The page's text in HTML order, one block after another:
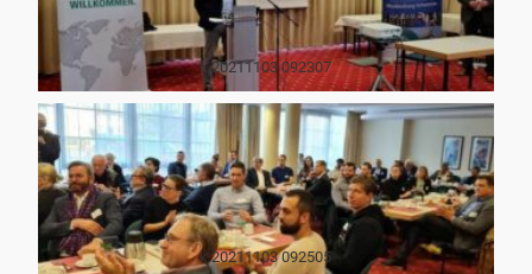
k 20211103 092307
k 20211103 092505